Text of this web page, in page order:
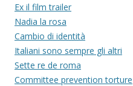
Ex il film trailer
Nadia la rosa
Cambio di identità
Italiani sono sempre gli altri
Sette re de roma
Committee prevention torture